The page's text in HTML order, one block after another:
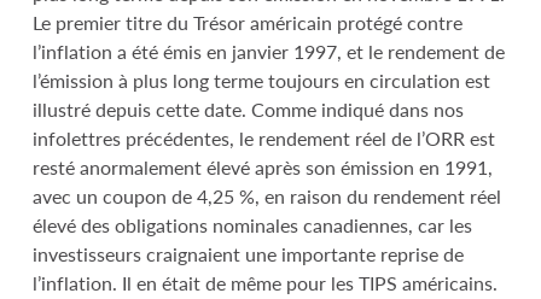
Le premier titre du Trésor américain protégé contre
l’inflation a été émis en janvier 1997, et le rendement de
l’émission à plus long terme toujours en circulation est
illustré depuis cette date. Comme indiqué dans nos
infolettres précédentes, le rendement réel de l’ORR est
resté anormalement élevé après son émission en 1991,
avec un coupon de 4,25 %, en raison du rendement réel
élevé des obligations nominales canadiennes, car les
investisseurs craignaient une importante reprise de
l’inflation. Il en était de même pour les TIPS américains.